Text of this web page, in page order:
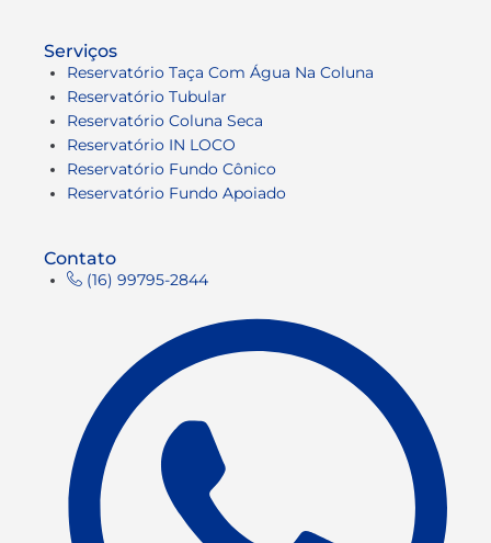
Serviços
Reservatório Taça Com Água Na Coluna
Reservatório Tubular
Reservatório Coluna Seca
Reservatório IN LOCO
Reservatório Fundo Cônico
Reservatório Fundo Apoiado
Contato
(16) 99795-2844